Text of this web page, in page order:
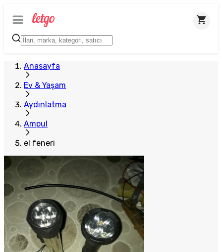
Anasayfa
Ev & Yaşam
Aydınlatma
Ampul
el feneri